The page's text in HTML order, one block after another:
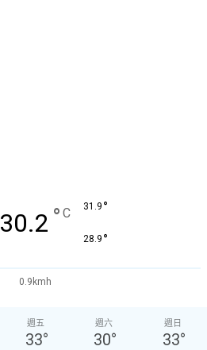
30.2 ° C 31.9 °
28.9 °
0.9kmh
週五
33°
週六
30°
週日
33°